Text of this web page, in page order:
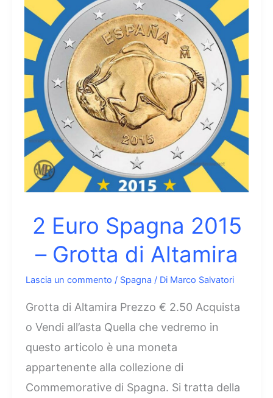
–
Anniversario
Bandiera
Europea
2 Euro Spagna 2015
– Grotta di Altamira
Lascia un commento / Spagna / Di Marco Salvatori
Grotta di Altamira Prezzo € 2.50 Acquista
o Vendi all’asta Quella che vedremo in
questo articolo è una moneta
appartenente alla collezione di
Commemorative di Spagna. Si tratta della